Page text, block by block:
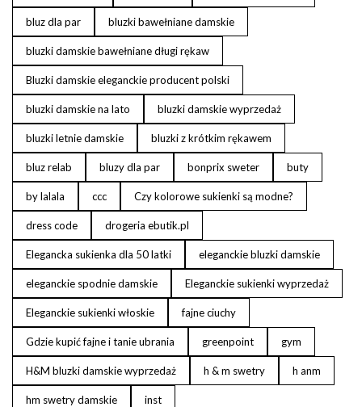
bluz dla par bluzki bawełniane damskie
bluzki damskie bawełniane długi rękaw
Bluzki damskie eleganckie producent polski
bluzki damskie na lato bluzki damskie wyprzedaż
bluzki letnie damskie bluzki z krótkim rękawem
bluz relab bluzy dla par bonprix sweter buty
by lalala ccc Czy kolorowe sukienki są modne?
dress code drogeria ebutik.pl
Elegancka sukienka dla 50 latki eleganckie bluzki damskie
eleganckie spodnie damskie Eleganckie sukienki wyprzedaż
Eleganckie sukienki włoskie fajne ciuchy
Gdzie kupić fajne i tanie ubrania greenpoint gym
H&M bluzki damskie wyprzedaż h & m swetry h anm
hm swetry damskie inst